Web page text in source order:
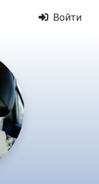
Войти